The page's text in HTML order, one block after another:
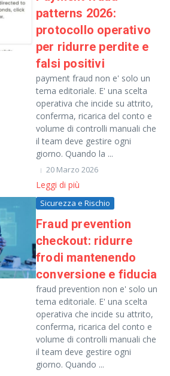
patterns 2026:
protocollo operativo
per ridurre perdite e
falsi positivi
payment fraud non e' solo un
tema editoriale. E' una scelta
operativa che incide su attrito,
conferma, ricarica del conto e
volume di controlli manuali che
il team deve gestire ogni
giorno. Quando la ...
20 Marzo 2026
Leggi di più
Sicurezza e Rischio
Fraud prevention
checkout: ridurre
frodi mantenendo
conversione e fiducia
fraud prevention non e' solo un
tema editoriale. E' una scelta
operativa che incide su attrito,
conferma, ricarica del conto e
volume di controlli manuali che
il team deve gestire ogni
giorno. Quando ...